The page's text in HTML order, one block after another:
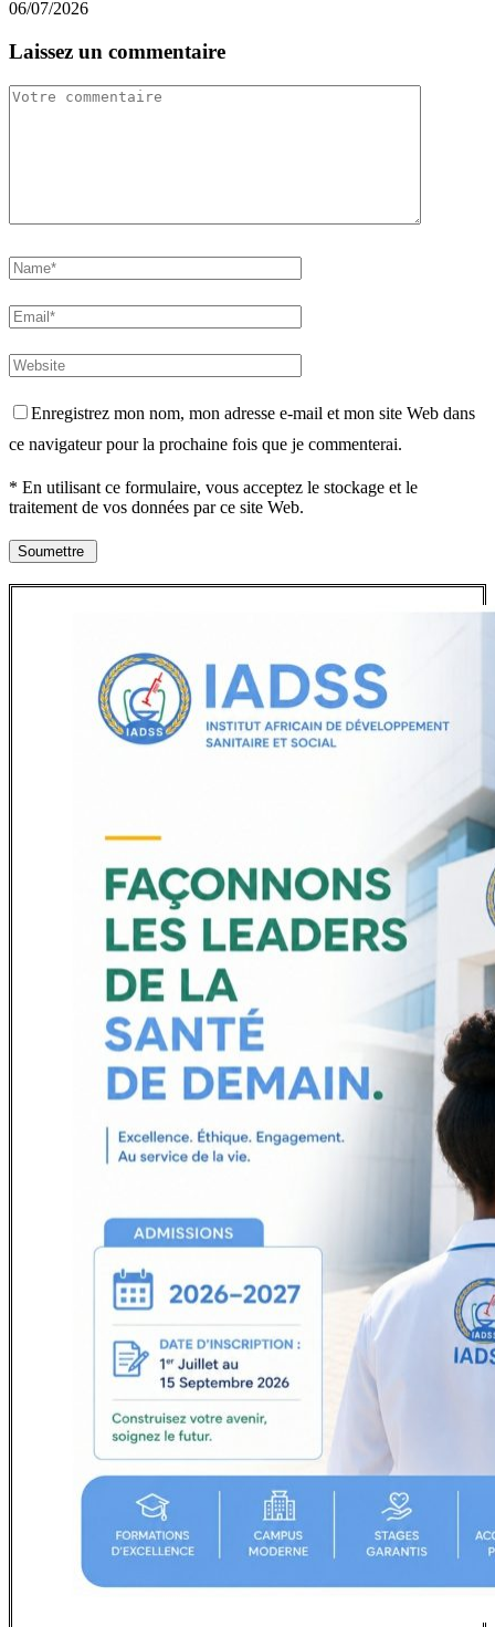
06/07/2026
Laissez un commentaire
Enregistrez mon nom, mon adresse e-mail et mon site Web dans
ce navigateur pour la prochaine fois que je commenterai.
* En utilisant ce formulaire, vous acceptez le stockage et le
traitement de vos données par ce site Web.